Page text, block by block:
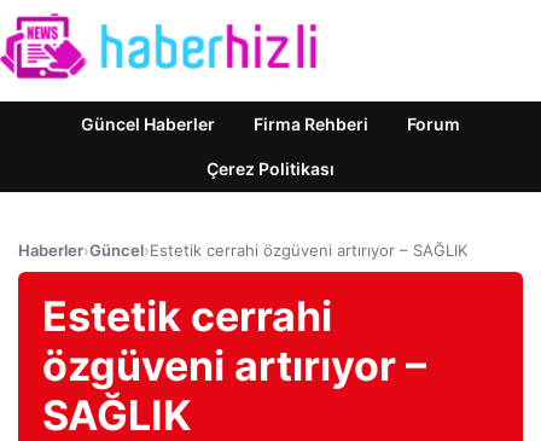
Güncel Haberler Firma Rehberi Forum
Çerez Politikası
Haberler›Güncel›Estetik cerrahi özgüveni artırıyor – SAĞLIK
Estetik cerrahi
özgüveni artırıyor –
SAĞLIK